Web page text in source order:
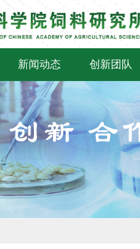
新闻动态 创新团队